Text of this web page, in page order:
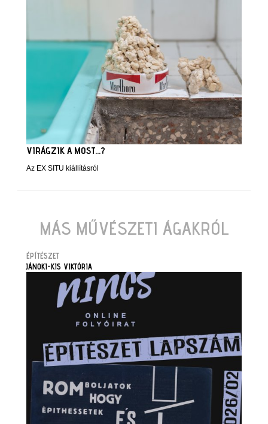
VIRÁGZIK A MOST...?
Az EX SITU kiállításról
MÁS MŰVÉSZETI ÁGAKRÓL
ÉPÍTÉSZET
JÁNOKI-KIS VIKTÓRIA